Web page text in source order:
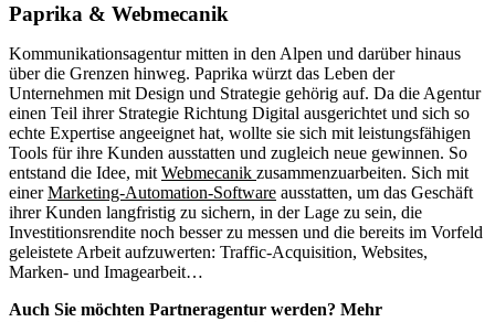
Paprika & Webmecanik
Kommunikationsagentur mitten in den Alpen und darüber hinaus
über die Grenzen hinweg. Paprika würzt das Leben der
Unternehmen mit Design und Strategie gehörig auf. Da die Agentur
einen Teil ihrer Strategie Richtung Digital ausgerichtet und sich so
echte Expertise angeeignet hat, wollte sie sich mit leistungsfähigen
Tools für ihre Kunden ausstatten und zugleich neue gewinnen. So
entstand die Idee, mit Webmecanik zusammenzuarbeiten. Sich mit
einerMarketing-Automation-Software ausstatten, um das Geschäft
ihrer Kunden langfristig zu sichern, in der Lage zu sein, die
Investitionsrendite noch besser zu messen und die bereits im Vorfeld
geleistete Arbeit aufzuwerten: Traffic-Acquisition, Websites,
Marken- und Imagearbeit…
Auch Sie möchten Partneragentur werden? Mehr